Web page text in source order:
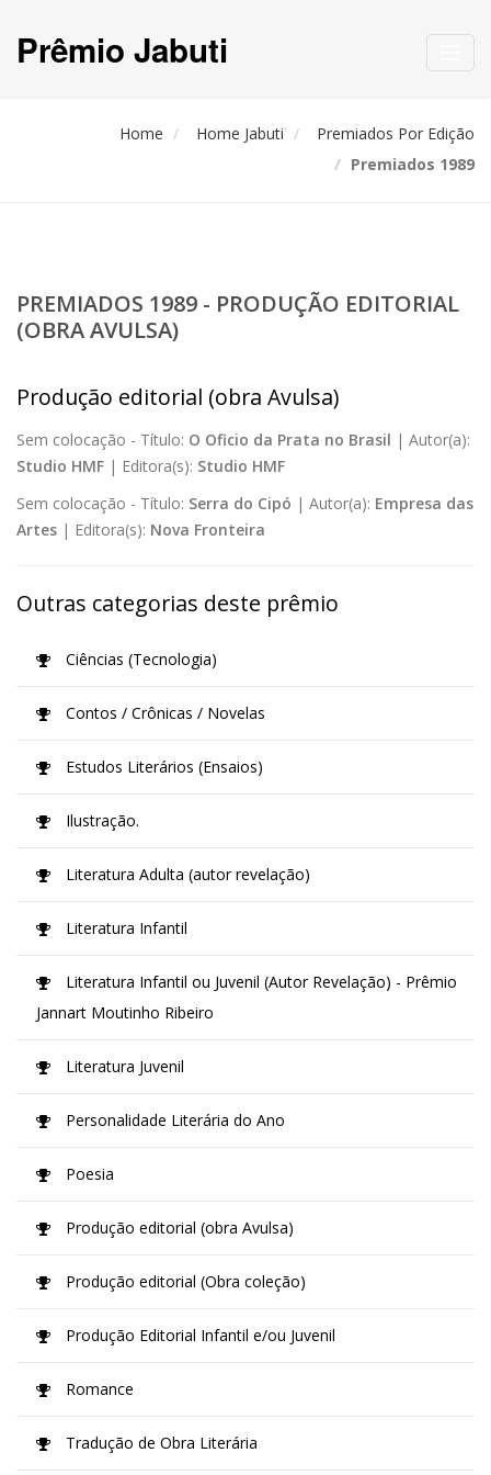
Prêmio Jabuti
Home Home Jabuti
Premiados Por Edição
Premiados 1989
PREMIADOS 1989 - PRODUÇÃO EDITORIAL
(OBRA AVULSA)
Produção editorial (obra Avulsa)
Sem colocação - Título: O Oficio da Prata no Brasil | Autor(a):
Studio HMF | Editora(s): Studio HMF
Sem colocação - Título: Serra do Cipó | Autor(a): Empresa das
Artes | Editora(s): Nova Fronteira
Outras categorias deste prêmio
Ciências (Tecnologia)
Contos / Crônicas / Novelas
Estudos Literários (Ensaios)
Ilustração.
Literatura Adulta (autor revelação)
Literatura Infantil
Literatura Infantil ou Juvenil (Autor Revelação) - Prêmio
Jannart Moutinho Ribeiro
Literatura Juvenil
Personalidade Literária do Ano
Poesia
Produção editorial (obra Avulsa)
Produção editorial (Obra coleção)
Produção Editorial Infantil e/ou Juvenil
Romance
Tradução de Obra Literária